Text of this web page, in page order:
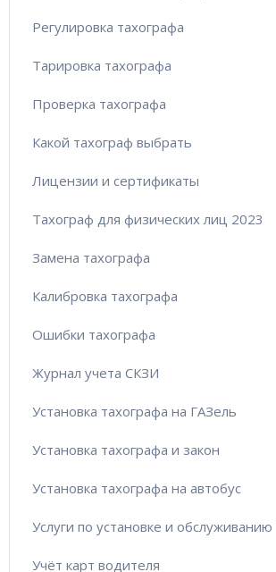
Регулировка тахографа
Тарировка тахографа
Проверка тахографа
Какой тахограф выбрать
Лицензии и сертификаты
Тахограф для физических лиц 2023
Замена тахографа
Калибровка тахографа
Ошибки тахографа
Журнал учета СКЗИ
Установка тахографа на ГАЗель
Установка тахографа и закон
Установка тахографа на автобус
Услуги по установке и
Учёт карт водителя